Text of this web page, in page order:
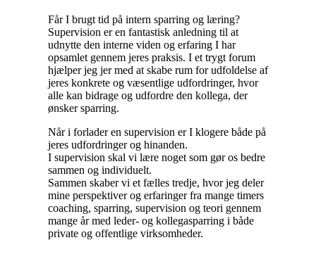
Får I brugt tid på intern sparring og læring?
Supervision er en fantastisk anledning til at
udnytte den interne viden og erfaring I har
opsamlet gennem jeres praksis. I et trygt forum
hjælper jeg jer med at skabe rum for udfoldelse af
jeres konkrete og væsentlige udfordringer, hvor
alle kan bidrage og udfordre den kollega, der
ønsker sparring.
Når i forlader en supervision er I klogere både på
jeres udfordringer og hinanden.
I supervision skal vi lære noget som gør os bedre
sammen og individuelt.
Sammen skaber vi et fælles tredje, hvor jeg deler
mine perspektiver og erfaringer fra mange timers
coaching, sparring, supervision og teori gennem
mange år med leder- og kollegasparring i både
private og offentlige virksomheder.